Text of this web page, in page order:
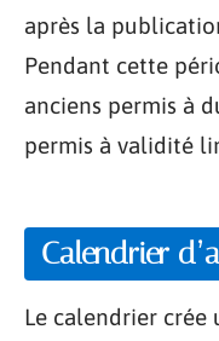
après la
Pendant cette
anciens permis à
permis à validité
Calendrier
Le calendrier